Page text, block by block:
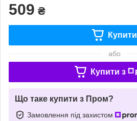
509 ₴
Купити
або
Купити з
Що таке купити з Пром?
Замовлення під захистом